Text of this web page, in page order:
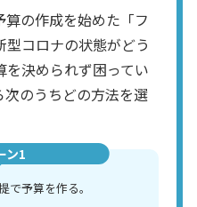
の作成を始めた「フ
コロナの状態がどう
決められず困ってい
次のうちどの方法を選
ン1
で予算を作る。